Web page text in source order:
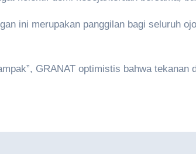
ini merupakan panggilan bagi seluruh
GRANAT optimistis bahwa